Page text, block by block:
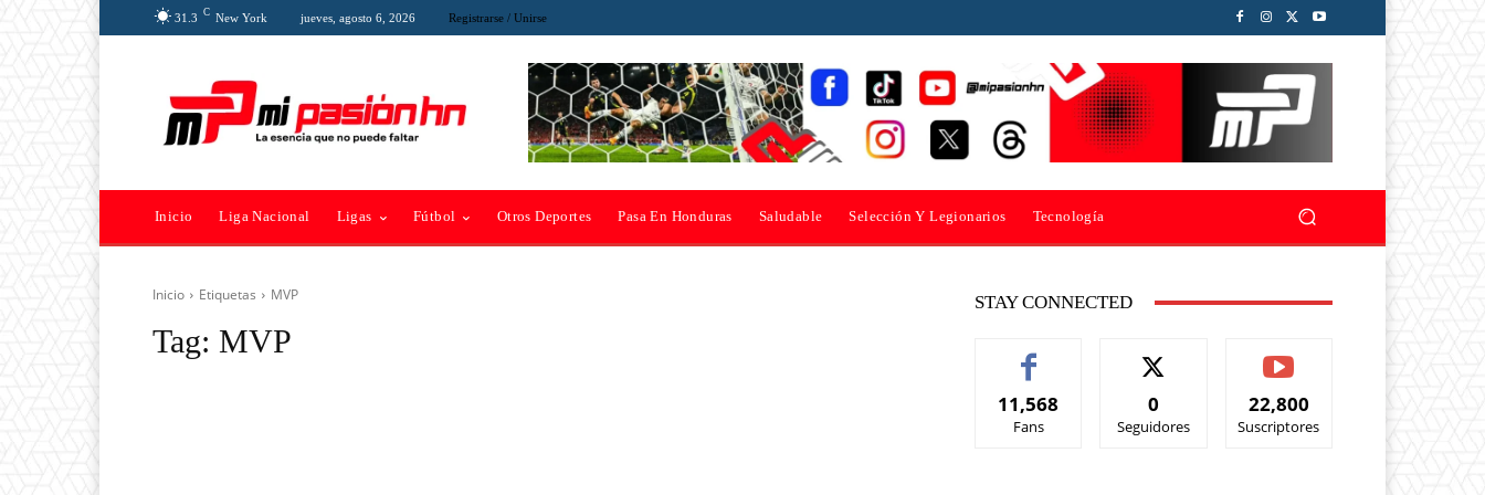
31.3 C New York jueves, agosto 6, 2026 Registrarse / Unirse
Inicio Liga Nacional Ligas Fútbol Otros Deportes Pasa En Honduras Saludable Selección Y Legionarios Tecnología
Inicio Etiquetas MVP
Tag: MVP
STAY CONNECTED
11,568
Fans
0
Seguidores
22,800
Suscriptores